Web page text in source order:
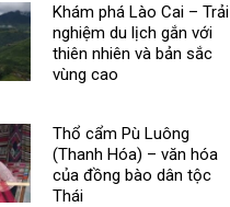
Khám phá Lào Cai – Trải
nghiệm du lịch gắn với
thiên nhiên và bản sắc
vùng cao
Thổ cẩm Pù Luông
(Thanh Hóa) – văn hóa
của đồng bào dân tộc
Thái